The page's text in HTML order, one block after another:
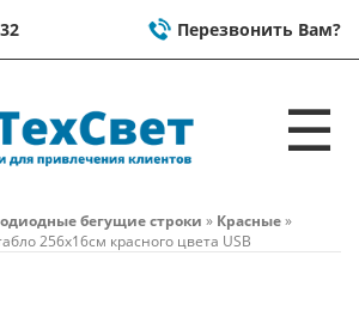
Перезвонить Вам?
☰
бегущие строки » Красные»
256x16см красного цвета USB